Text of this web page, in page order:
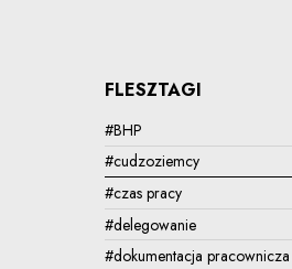
FLESZTAGI
#BHP
#cudzoziemcy
#czas pracy
#delegowanie
#dokumentacja pracownicza